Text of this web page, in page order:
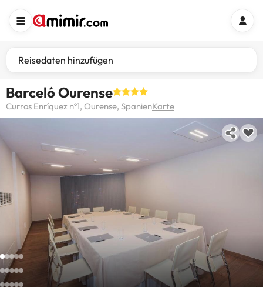
Reisedaten hinzufügen
Barceló Ourense
Curros Enríquez nº1, Ourense, SpanienKarte